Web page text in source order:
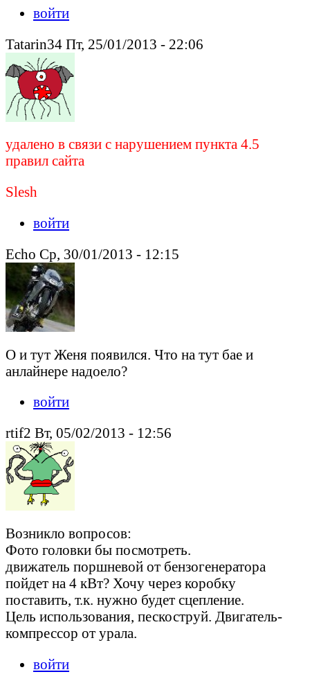
войти
Tatarin34 Пт, 25/01/2013 - 22:06
удалено в связи с нарушением пункта 4.5
правил сайта
Slesh
войти
Echo Ср, 30/01/2013 - 12:15
О и тут Женя появился. Что на тут бае и
анлайнере надоело?
войти
rtif2 Вт, 05/02/2013 - 12:56
Возникло вопросов:
Фото головки бы посмотреть.
движатель поршневой от бензогенератора
пойдет на 4 кВт? Хочу через коробку
поставить, т.к. нужно будет сцепление.
Цель использования, пескоструй. Двигатель-
компрессор от урала.
войти